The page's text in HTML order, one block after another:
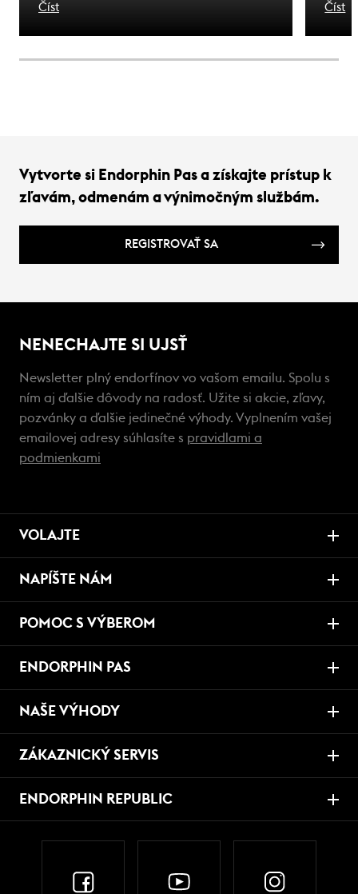
ktoré čakáte sú bližšie, ako si myslíte.
Číst Číst
Vytvorte si Endorphin Pas a získajte prístup k
zľavám, odmenám a výnimočným službám.
REGISTROVAŤ SA
NENECHAJTE SI UJSŤ
Newsletter plný endorfínov vo vašom emailu. Spolu s
ním aj ďalšie dôvody na radosť. Užite si akcie, zľavy,
pozvánky a ďalšie jedinečné výhody. Vyplnením vašej
emailovej adresy súhlasíte s pravidlami a
podmienkami
VOLAJTE
NAPÍŠTE NÁM
POMOC S VÝBEROM
ENDORPHIN PAS
NAŠE VÝHODY
ZÁKAZNICKÝ SERVIS
ENDORPHIN REPUBLIC